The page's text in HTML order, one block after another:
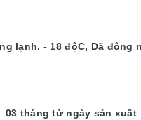
lạnh. - 18 độC, Dã đông
03 tháng từ ngày sản xuất